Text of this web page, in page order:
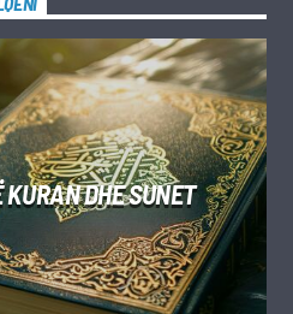
KURAN DHE SUNET